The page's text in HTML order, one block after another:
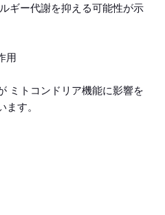
ギー代謝を抑える可能性が示
用
ミトコンドリア機能に影響を
す。